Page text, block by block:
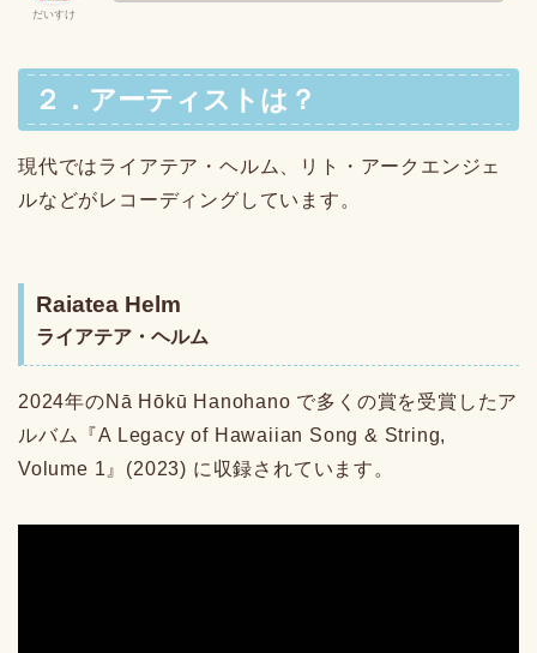
だいすけ
２．アーティストは？
現代ではライアテア・ヘルム、リト・アークエンジェ
ルなどがレコーディングしています。
Raiatea Helm
ライアテア・ヘルム
2024年のNā Hōkū Hanohano で多くの賞を受賞したア
ルバム『A Legacy of Hawaiian Song & String,
Volume 1』(2023) に収録されています。